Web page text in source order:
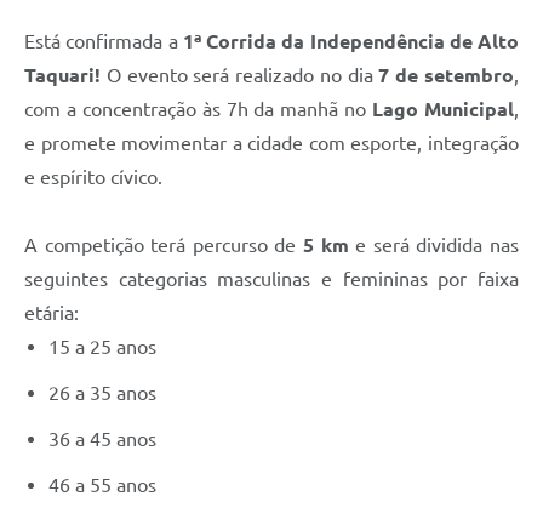
Está confirmada a 1ª Corrida da Independência de Alto
Taquari! O evento será realizado no dia7 de setembro,
com a concentração às 7h da manhã no Lago Municipal,
e promete movimentar a cidade com esporte, integração
e espírito cívico.
A competição terá percurso de 5 km e será dividida nas
seguintes categorias masculinas e femininas por faixa
etária:
15 a 25 anos
26 a 35 anos
36 a 45 anos
46 a 55 anos